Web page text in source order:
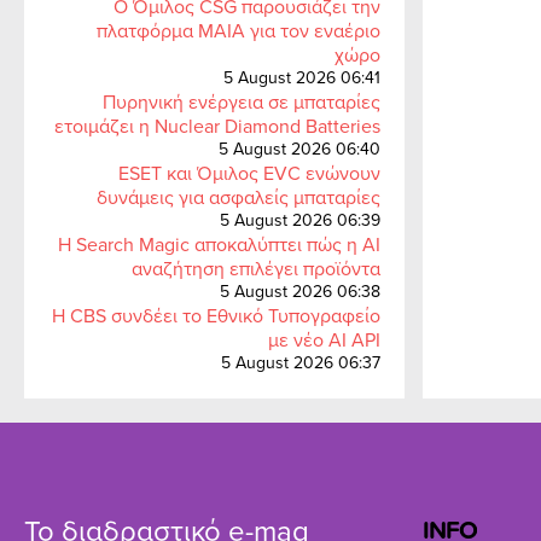
Ο Όμιλος CSG παρουσιάζει την
πλατφόρμα MAIA για τον εναέριο
χώρο
5 August 2026 06:41
Πυρηνική ενέργεια σε μπαταρίες
ετοιμάζει η Nuclear Diamond Batteries
5 August 2026 06:40
ESET και Όμιλος EVC ενώνουν
δυνάμεις για ασφαλείς μπαταρίες
5 August 2026 06:39
Η Search Magic αποκαλύπτει πώς η AI
αναζήτηση επιλέγει προϊόντα
5 August 2026 06:38
Η CBS συνδέει το Εθνικό Τυπογραφείο
με νέο AI API
5 August 2026 06:37
Το διαδραστικό e-mag INFO